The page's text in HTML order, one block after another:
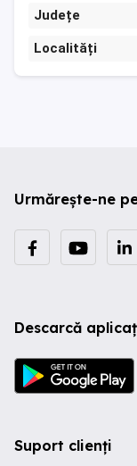
Județe
Localități
Urmărește-ne
Descarcă
Suport clienți